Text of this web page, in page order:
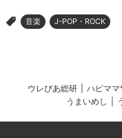
> 音楽 J-POP・ROCK
ウレぴあ総研 ハピマ
うまいめし